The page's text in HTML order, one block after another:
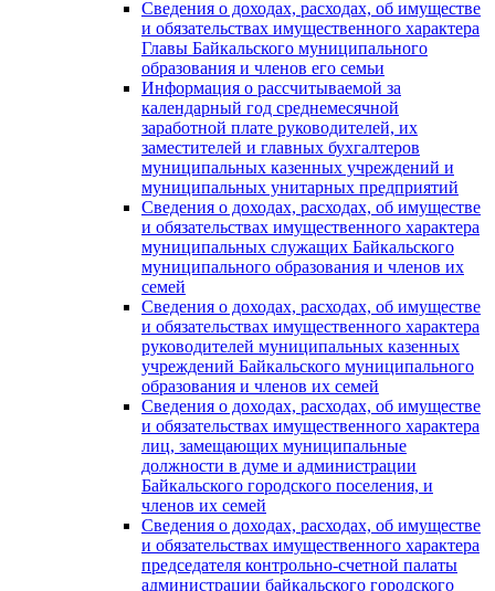
Сведения о доходах, расходах, об имуществе
и обязательствах имущественного характера
Главы Байкальского муниципального
образования и членов его семьи
Информация о рассчитываемой за
календарный год среднемесячной
заработной плате руководителей, их
заместителей и главных бухгалтеров
муниципальных казенных учреждений и
муниципальных унитарных предприятий
Сведения о доходах, расходах, об имуществе
и обязательствах имущественного характера
муниципальных служащих Байкальского
муниципального образования и членов их
семей
Сведения о доходах, расходах, об имуществе
и обязательствах имущественного характера
руководителей муниципальных казенных
учреждений Байкальского муниципального
образования и членов их семей
Сведения о доходах, расходах, об имуществе
и обязательствах имущественного характера
лиц, замещающих муниципальные
должности в думе и администрации
Байкальского городского поселения, и
членов их семей
Сведения о доходах, расходах, об имуществе
и обязательствах имущественного характера
председателя контрольно-счетной палаты
администрации байкальского городского